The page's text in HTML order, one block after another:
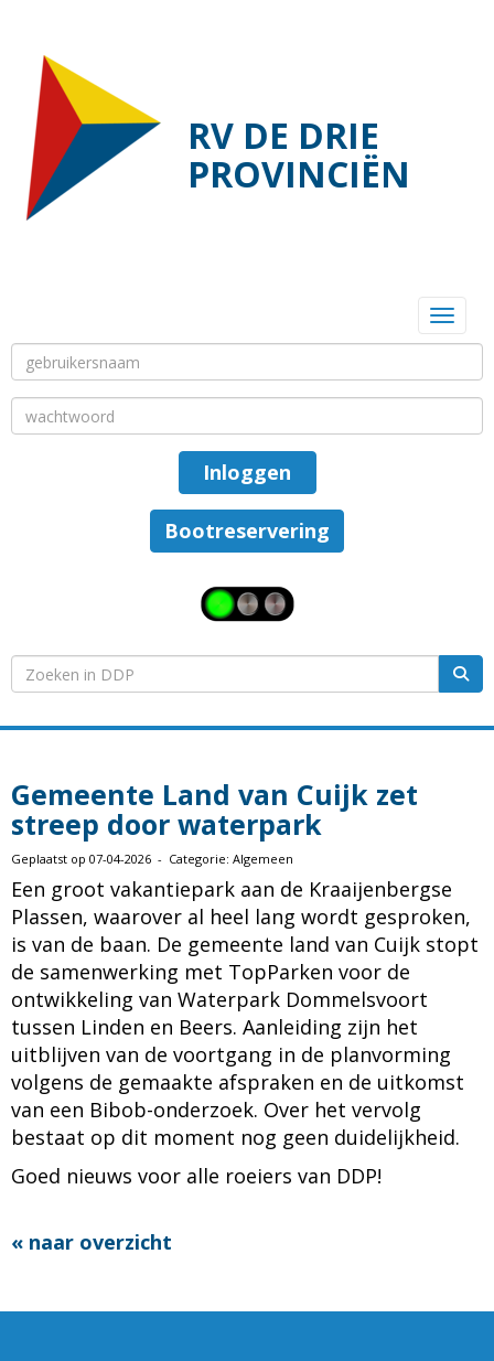
RV DE DRIE
PROVINCIËN
Inloggen
Bootreservering
Gemeente Land van Cuijk zet
streep door waterpark
Geplaatst op 07-04-2026 - Categorie: Algemeen
Een groot vakantiepark aan de Kraaijenbergse
Plassen, waarover al heel lang wordt gesproken,
is van de baan. De gemeente land van Cuijk stopt
de samenwerking met TopParken voor de
ontwikkeling van Waterpark Dommelsvoort
tussen Linden en Beers. Aanleiding zijn het
uitblijven van de voortgang in de planvorming
volgens de gemaakte afspraken en de uitkomst
van een Bibob-onderzoek. Over het vervolg
bestaat op dit moment nog geen duidelijkheid.
Goed nieuws voor alle roeiers van DDP!
« naar overzicht